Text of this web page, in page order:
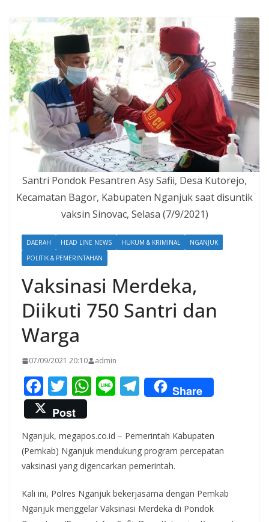
Santri Pondok Pesantren Asy Safii, Desa Kutorejo,
Kecamatan Bagor, Kabupaten Nganjuk saat disuntik
vaksin Sinovac, Selasa (7/9/2021)
DAERAH HEAD LINE NEWS HUKUM & KRIMINAL
NGANJUK
POLITIK & PEMERINTAHAN
Vaksinasi Merdeka,
Diikuti 750 Santri dan
Warga
07/09/2021 20:10 admin
F
ac
e
b
o
k
T
w
itt
er
W
s
A
p
Li T
el
gr
a
Share
Post
Nganjuk, megapos.co.id – Pemerintah Kabupaten
(Pemkab) Nganjuk mendukung program percepatan
vaksinasi yang digencarkan pemerintah.
Kali ini, Polres Nganjuk bekerjasama dengan Pemkab
Nganjuk menggelar Vaksinasi Merdeka di Pondok